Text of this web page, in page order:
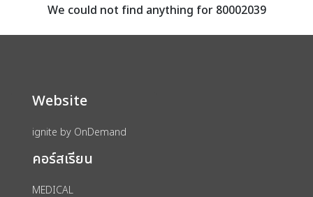
assignment ลงทะเบียน
We could not find anything for 80002039
Website
ignite by OnDemand
คอร์สเรียน
MEDICAL